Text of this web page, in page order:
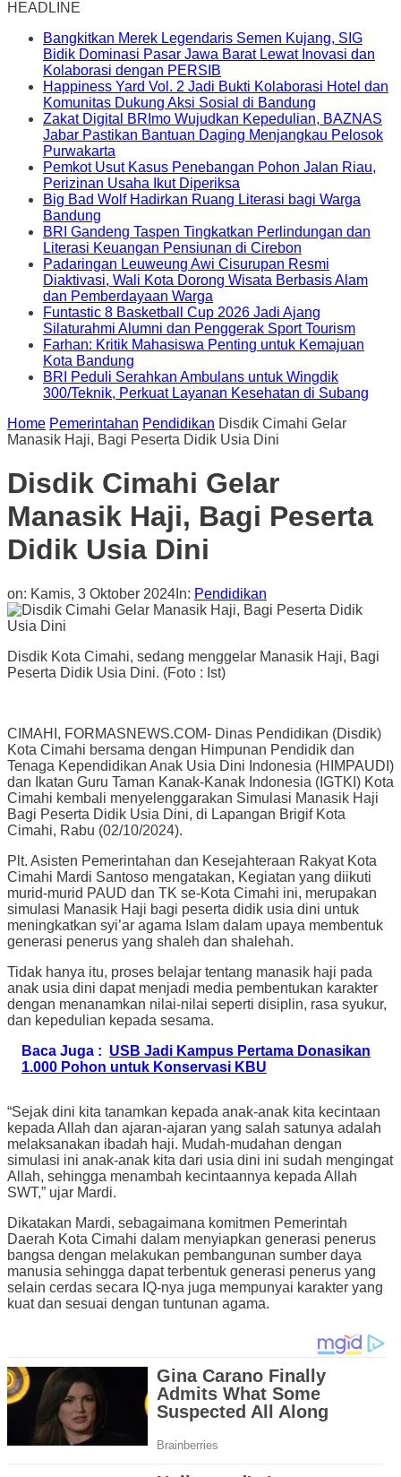
HEADLINE
Bangkitkan Merek Legendaris Semen Kujang, SIG
Bidik Dominasi Pasar Jawa Barat Lewat Inovasi dan
Kolaborasi dengan PERSIB
Happiness Yard Vol. 2 Jadi Bukti Kolaborasi Hotel dan
Komunitas Dukung Aksi Sosial di Bandung
Zakat Digital BRImo Wujudkan Kepedulian, BAZNAS
Jabar Pastikan Bantuan Daging Menjangkau Pelosok
Purwakarta
Pemkot Usut Kasus Penebangan Pohon Jalan Riau,
Perizinan Usaha Ikut Diperiksa
Big Bad Wolf Hadirkan Ruang Literasi bagi Warga
Bandung
BRI Gandeng Taspen Tingkatkan Perlindungan dan
Literasi Keuangan Pensiunan di Cirebon
Padaringan Leuweung Awi Cisurupan Resmi
Diaktivasi, Wali Kota Dorong Wisata Berbasis Alam
dan Pemberdayaan Warga
Funtastic 8 Basketball Cup 2026 Jadi Ajang
Silaturahmi Alumni dan Penggerak Sport Tourism
Farhan: Kritik Mahasiswa Penting untuk Kemajuan
Kota Bandung
BRI Peduli Serahkan Ambulans untuk Wingdik
300/Teknik, Perkuat Layanan Kesehatan di Subang
Home Pemerintahan Pendidikan Disdik Cimahi Gelar
Manasik Haji, Bagi Peserta Didik Usia Dini
Disdik Cimahi Gelar
Manasik Haji, Bagi Peserta
Didik Usia Dini
on: Kamis, 3 Oktober 2024 In: Pendidikan
Disdik Kota Cimahi, sedang menggelar Manasik Haji, Bagi
Peserta Didik Usia Dini. (Foto : Ist)
CIMAHI, FORMASNEWS.COM- Dinas Pendidikan (Disdik)
Kota Cimahi bersama dengan Himpunan Pendidik dan
Tenaga Kependidikan Anak Usia Dini Indonesia (HIMPAUDI)
dan Ikatan Guru Taman Kanak-Kanak Indonesia (IGTKI) Kota
Cimahi kembali menyelenggarakan Simulasi Manasik Haji
Bagi Peserta Didik Usia Dini, di Lapangan Brigif Kota
Cimahi, Rabu (02/10/2024).
Plt. Asisten Pemerintahan dan Kesejahteraan Rakyat Kota
Cimahi Mardi Santoso mengatakan, Kegiatan yang diikuti
murid-murid PAUD dan TK se-Kota Cimahi ini, merupakan
simulasi Manasik Haji bagi peserta didik usia dini untuk
meningkatkan syi’ar agama Islam dalam upaya membentuk
generasi penerus yang shaleh dan shalehah.
Tidak hanya itu, proses belajar tentang manasik haji pada
anak usia dini dapat menjadi media pembentukan karakter
dengan menanamkan nilai-nilai seperti disiplin, rasa syukur,
dan kepedulian kepada sesama.
Baca Juga : USB Jadi Kampus Pertama Donasikan
1.000 Pohon untuk Konservasi KBU
“Sejak dini kita tanamkan kepada anak-anak kita kecintaan
kepada Allah dan ajaran-ajaran yang salah satunya adalah
melaksanakan ibadah haji. Mudah-mudahan dengan
simulasi ini anak-anak kita dari usia dini ini sudah mengingat
Allah, sehingga menambah kecintaannya kepada Allah
SWT,” ujar Mardi.
Dikatakan Mardi, sebagaimana komitmen Pemerintah
Daerah Kota Cimahi dalam menyiapkan generasi penerus
bangsa dengan melakukan pembangunan sumber daya
manusia sehingga dapat terbentuk generasi penerus yang
selain cerdas secara IQ-nya juga mempunyai karakter yang
kuat dan sesuai dengan tuntunan agama.